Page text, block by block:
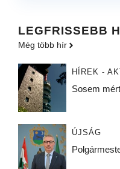
LEGFRISSEBB
Még több hír
HÍREK -
Sosem
ÚJSÁG